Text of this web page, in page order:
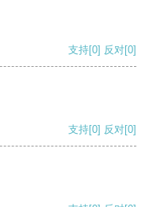
支持[0] 反对[0]
支持[0] 反对[0]